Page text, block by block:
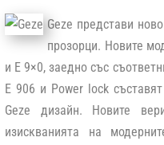
Geze представи
прозорци. Новите
и Е 9×0, заедно със
E 906 и Power lock
Geze дизайн. Новите
изискванията на